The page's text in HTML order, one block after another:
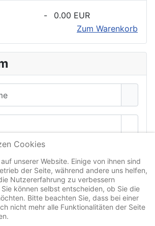
-
0.00 EUR
Zum Warenkorb
Passkey verwenden
Anmelden
Cookies
unserer Website. Einige von ihnen sind
der Seite, während andere uns helfen,
Nutzererfahrung zu verbessern
können selbst entscheiden, ob Sie die
Bitte beachten Sie, dass bei einer
nicht mehr alle Funktionalitäten der Seite